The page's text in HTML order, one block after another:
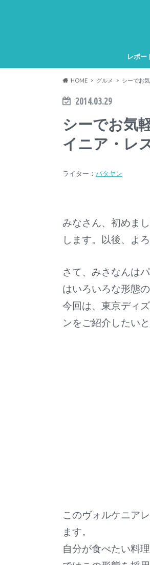
レポー
HOME グルメ シーでお
2014.03.29
シーでお気
イニア・レ
ライター： パタヤン
みなさん、初めま
します。以後、よ
さて、みさなんは
はいろいろな形態
今回は、東京ディ
ンをご紹介したいと
このヴォルケニア
ます。
自分が食べたい料